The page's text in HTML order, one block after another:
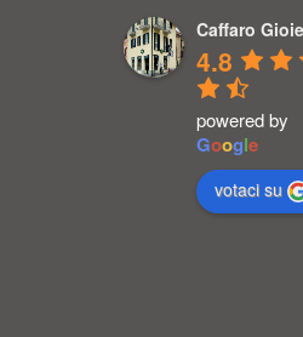
Caffaro
4.8
powered by
Google
votaci su